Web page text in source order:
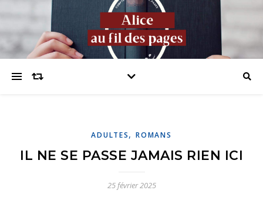
ADULTES,ROMANS
IL NE SE PASSE JAMAIS RIEN ICI
25 février 2025